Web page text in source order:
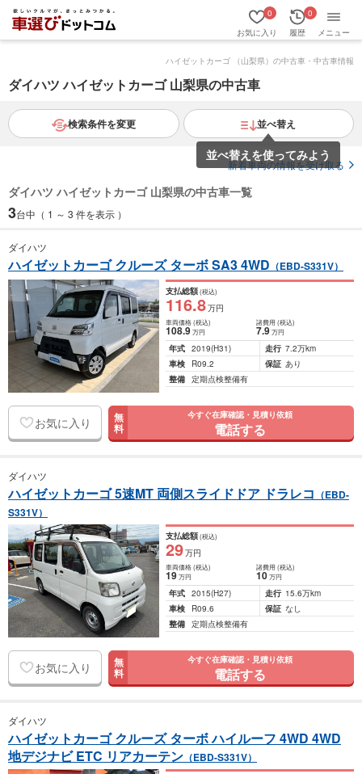
お気に入り
0
履歴
0
メニュー
ハイゼットカーゴ （山梨県）の中古車・中古車情報
ダイハツ ハイゼットカーゴ 山梨県の中古車
検索条件を変更 並べ替え
並べ替えを使ってみよう
新着車両の情報を受け取る
ダイハツ ハイゼットカーゴ 山梨県の中古車一覧
3台中（ 1 ～ 3 件を表示 ）
ダイハツ
ハイゼットカーゴ クルーズ ターボ SA3 4WD （EBD-S331V）
支払総額(税込)
116.8万円
車両価格(税込)
108.9万円
諸費用 (税込)
7.9 万円
年式 2019(H31) 走行 7.2万km
車検
R09.2 保証 あり
整備 定期点検整備有
お気に入り 無
料
今すぐ在庫確認・見積り依頼
電話する
ダイハツ
ハイゼットカーゴ 5速MT 両側スライドドア ドラレコ （EBD-
S331V）
支払総額(税込)
29万円
車両価格(税込)
19万円
諸費用 (税込)
10 万円
年式 2015(H27) 走行 15.6万km
車検
R09.6 保証 なし
整備 定期点検整備有
お気に入り 無
料
今すぐ在庫確認・見積り依頼
電話する
ダイハツ
ハイゼットカーゴ クルーズ ターボ ハイルーフ 4WD 4WD
地デジナビ ETC リアカーテン （EBD-S331V）